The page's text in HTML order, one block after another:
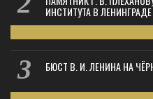
ИНСТИТУТА В ЛЕНИНГРАДЕ
БЮСТ В. И. ЛЕНИНА НА